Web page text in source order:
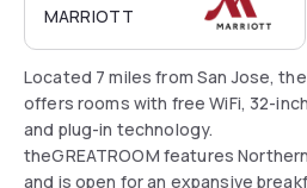
MARRIOTT
Located 7 miles from San Jose,
offers rooms with free WiFi, 32-
and plug-in technology.
theGREATROOM features
and is open for an expansive